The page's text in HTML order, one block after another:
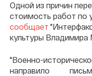
Одной из причин
стоимость работ по
сообщает
культуры Владимира
"Военно-
направило